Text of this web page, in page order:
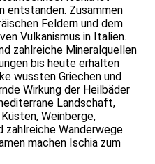
entstanden. Zusammen
Feldern und dem
Vulkanismus in Italien.
zahlreiche Mineralquellen
bis heute erhalten
wussten Griechen und
Wirkung der Heilbäder
Landschaft,
Weinberge,
Wanderwege
machen Ischia zum